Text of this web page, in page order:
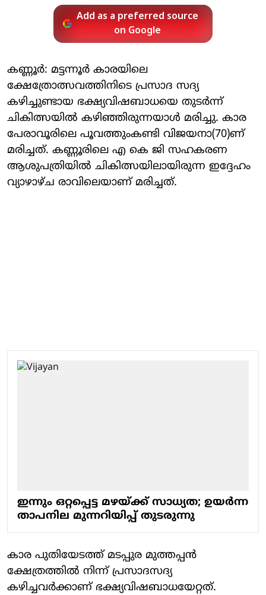
Add as a preferred source
on Google
കണ്ണൂര്‍: മട്ടന്നൂര്‍ കാരയിലെ
ക്ഷേത്രോത്സവത്തിനിടെ പ്രസാദ സദ്യ
കഴിച്ചുണ്ടായ ഭക്ഷ്യവിഷബാധയെ തുടര്‍ന്ന്
ചികിത്സയില്‍ കഴിഞ്ഞിരുന്നയാള്‍ മരിച്ചു. കാര
പേരാവൂരിലെ പൂവത്തുംകണ്ടി വിജയനാ(70)ണ്
മരിച്ചത്. കണ്ണൂരിലെ എ കെ ജി സഹകരണ
ആശുപത്രിയില്‍ ചികിത്സയിലായിരുന്ന ഇദ്ദേഹം
വ്യാഴാഴ്ച രാവിലെയാണ് മരിച്ചത്.
ഇന്നും ഒറ്റപ്പെട്ട മഴയ്ക്ക് സാധ്യത; ഉയർന്ന
താപനില മുന്നറിയിപ്പ് തുടരുന്നു
കാര പുതിയേടത്ത് മടപ്പുര മുത്തപ്പന്‍
ക്ഷേത്രത്തില്‍ നിന്ന് പ്രസാദസദ്യ
കഴിച്ചവര്‍ക്കാണ് ഭക്ഷ്യവിഷബാധയേറ്റത്.